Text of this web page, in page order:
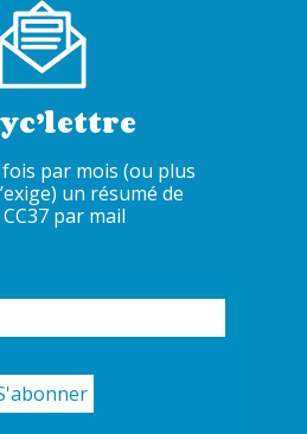
fois par mois (ou plus
un résumé de
par mail